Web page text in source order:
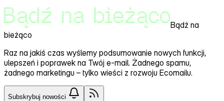
Bądź na
bieżąco
Raz na jakiś czas wyślemy podsumowanie nowych funkcji,
ulepszeń i poprawek na Twój e-mail. Żadnego spamu,
żadnego marketingu – tylko wieści z rozwoju Ecomailu.
Subskrybuj nowości